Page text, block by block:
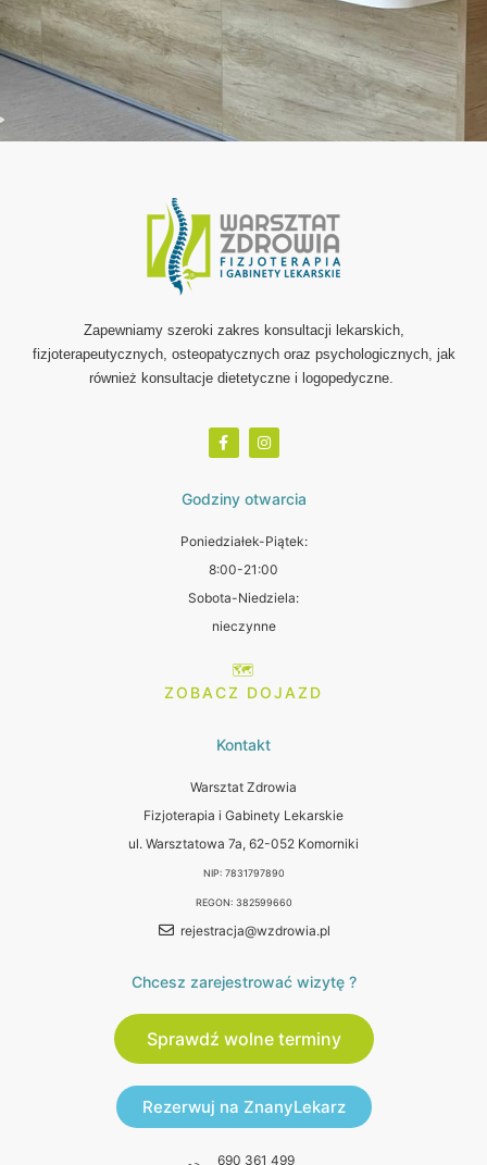
Zapewniamy szeroki zakres konsultacji lekarskich,
fizjoterapeutycznych, osteopatycznych oraz psychologicznych, jak
również konsultacje dietetyczne i logopedyczne.
Godziny otwarcia
Poniedziałek-Piątek:
8:00-21:00
Sobota-Niedziela:
nieczynne
🗺️
ZOBACZ DOJAZD
Kontakt
Warsztat Zdrowia
Fizjoterapia i Gabinety Lekarskie
ul. Warsztatowa 7a, 62-052 Komorniki
NIP: 7831797890
REGON: 382599660
rejestracja@wzdrowia.pl
Chcesz zarejestrować wizytę ?
Sprawdź wolne terminy
Rezerwuj na ZnanyLekarz
690 361 499